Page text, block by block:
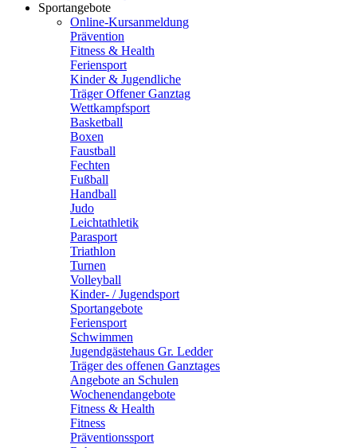
Sportangebote
Online-Kursanmeldung
Prävention
Fitness & Health
Feriensport
Kinder & Jugendliche
Träger Offener Ganztag
Wettkampfsport
Basketball
Boxen
Faustball
Fechten
Fußball
Handball
Judo
Leichtathletik
Parasport
Triathlon
Turnen
Volleyball
Kinder- / Jugendsport
Sportangebote
Feriensport
Schwimmen
Jugendgästehaus Gr. Ledder
Träger des offenen Ganztages
Angebote an Schulen
Wochenendangebote
Fitness & Health
Fitness
Präventionssport